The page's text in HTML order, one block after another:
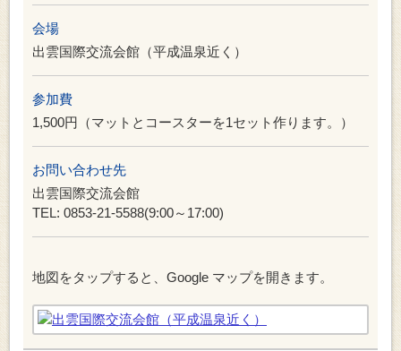
会場
出雲国際交流会館（平成温泉近く）
参加費
1,500円（マットとコースターを1セット作ります。）
お問い合わせ先
出雲国際交流会館
TEL: 0853-21-5588(9:00～17:00)
地図をタップすると、Google マップを開きます。